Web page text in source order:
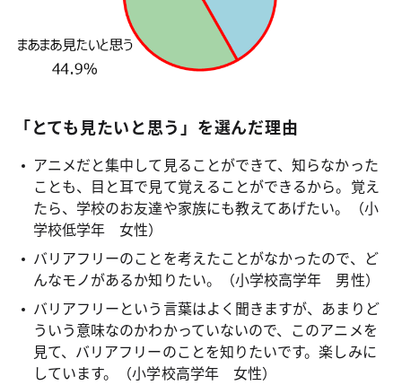
「とても見たいと思う」を選んだ理由
アニメだと集中して見ることができて、知らなかった
ことも、目と耳で見て覚えることができるから。覚え
たら、学校のお友達や家族にも教えてあげたい。（小
学校低学年 女性）
バリアフリーのことを考えたことがなかったので、ど
んなモノがあるか知りたい。（小学校高学年 男性）
バリアフリーという言葉はよく聞きますが、あまりど
ういう意味なのかわかっていないので、このアニメを
見て、バリアフリーのことを知りたいです。楽しみに
しています。（小学校高学年 女性）